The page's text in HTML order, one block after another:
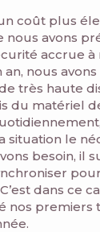
coût plus
nous avons
accrue à
nous avons
très haute
du matériel
situation le
besoin, il
dans ce
nos premiers